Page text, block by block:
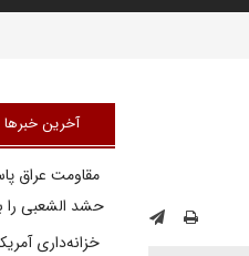
آخرین خبرها
مقاومت عراق
حشد الشعبی را
خزانه‌داری